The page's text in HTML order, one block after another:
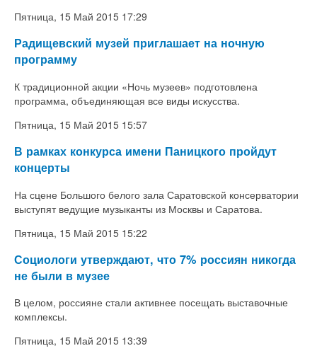
Пятница, 15 Май 2015 17:29
Радищевский музей приглашает на ночную
программу
К традиционной акции «Ночь музеев» подготовлена
программа, объединяющая все виды искусства.
Пятница, 15 Май 2015 15:57
В рамках конкурса имени Паницкого пройдут
концерты
На сцене Большого белого зала Саратовской консерватории
выступят ведущие музыканты из Москвы и Саратова.
Пятница, 15 Май 2015 15:22
Социологи утверждают, что 7% россиян никогда
не были в музее
В целом, россияне стали активнее посещать выставочные
комплексы.
Пятница, 15 Май 2015 13:39